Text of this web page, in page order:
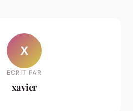
X
ECRIT PAR
xavier